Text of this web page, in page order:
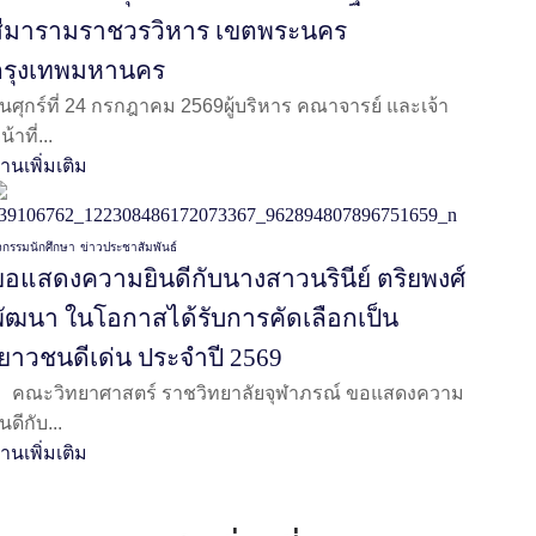
ารามราชวรวิหาร เขตพระนคร
งเทพมหานคร
ศุกร์ที่ 24 กรกฎาคม 2569ผู้บริหาร คณาจารย์ และเจ้า
าที่...
นเพิ่มเติม
กรรมนักศึกษา ข่าวประชาสัมพันธ์
แสดงความยินดีกับนางสาวนรินีย์ ตริยพงศ์
นา ในโอกาสได้รับการคัดเลือกเป็น
าวชนดีเด่น ประจำปี 2569
ณะวิทยาศาสตร์ ราชวิทยาลัยจุฬาภรณ์ ขอแสดงความ
ดีกับ...
นเพิ่มเติม